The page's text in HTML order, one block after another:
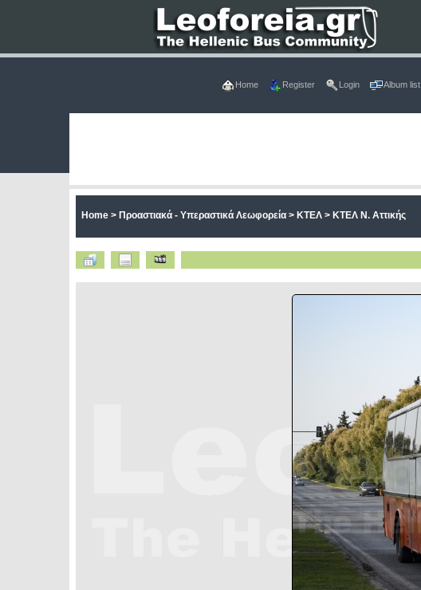
Home Register Login Album list
Home > Προαστιακά - Υπεραστικά Λεωφορεία > ΚΤΕΛ > ΚΤΕΛ Ν. Αττικής